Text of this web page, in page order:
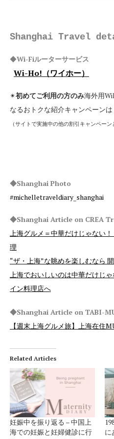
Shanghai Travel
◆Wi-Fiルーターサービス
Wi-Ho! （ワイホー）
✴︎初めてご利用の方のみ海外用W
なるおトクな紹介キャンペーンは
（サイトで実施中の他の割引キャンペーン
◆Shanghai Photo
#michelletraveldiary_shanghai
◆Shanghai Article on CREA
上海グルメ＝中華だけじゃない
理
“ザ・上海”な眺めを楽しむなら
上海でおいしいのは中華だけじ
イン料理店へ
◆Shanghai Article on TABI-
【週末上海グルメ旅】上海在住
Related Articles
妊娠中を振り返る – 中国上
海での妊娠と妊婦健診に行
に